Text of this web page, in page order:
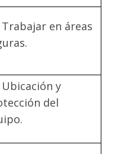
Trabajar en áreas
Ubicación y
del